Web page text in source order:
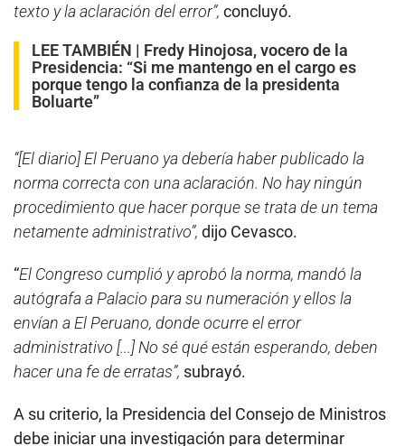
texto y la aclaración del error”, concluyó.
LEE TAMBIÉN | Fredy Hinojosa, vocero de la
Presidencia: “Si me mantengo en el cargo es
porque tengo la confianza de la presidenta
Boluarte”
“[El diario] El Peruano ya debería haber publicado la
norma correcta con una aclaración. No hay ningún
procedimiento que hacer porque se trata de un tema
netamente administrativo”, dijo Cevasco.
“El Congreso cumplió y aprobó la norma, mandó la
autógrafa a Palacio para su numeración y ellos la
envían a El Peruano, donde ocurre el error
administrativo [...] No sé qué están esperando, deben
hacer una fe de erratas”, subrayó.
A su criterio, la Presidencia del Consejo de Ministros
debe iniciar una investigación para determinar